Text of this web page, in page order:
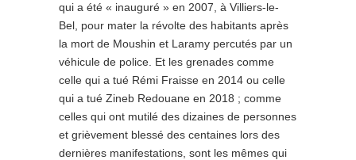
qui a été « inauguré » en 2007, à Villiers-le-
Bel, pour mater la révolte des habitants après
la mort de Moushin et Laramy percutés par un
véhicule de police. Et les grenades comme
celle qui a tué Rémi Fraisse en 2014 ou celle
qui a tué Zineb Redouane en 2018 ; comme
celles qui ont mutilé des dizaines de personnes
et grièvement blessé des centaines lors des
dernières manifestations, sont les mêmes qui